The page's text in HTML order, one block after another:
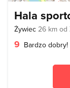
Hala
Żywiec 26 km od
9 Bardzo dobry!